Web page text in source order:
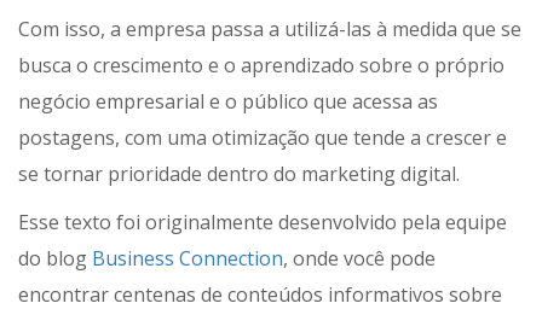
Com isso, a empresa passa a utilizá-las à medida que se
busca o crescimento e o aprendizado sobre o próprio
negócio empresarial e o público que acessa as
postagens, com uma otimização que tende a crescer e
se tornar prioridade dentro do marketing digital.
Esse texto foi originalmente desenvolvido pela equipe
do blog Business Connection, onde você pode
encontrar centenas de conteúdos informativos sobre